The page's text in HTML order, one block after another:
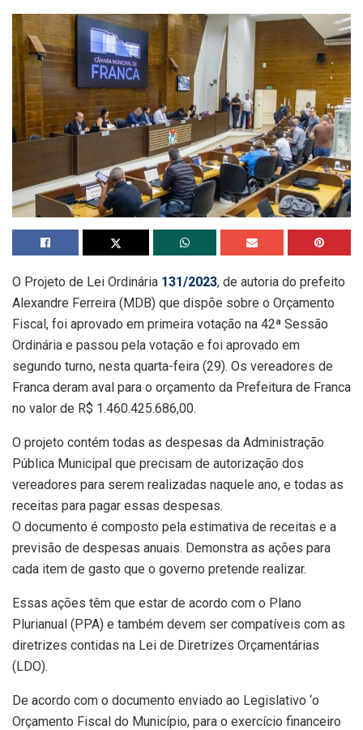
O Projeto de Lei Ordinária 131/2023, de autoria do prefeito
Alexandre Ferreira (MDB) que dispõe sobre o Orçamento
Fiscal, foi aprovado em primeira votação na 42ª Sessão
Ordinária e passou pela votação e foi aprovado em
segundo turno, nesta quarta-feira (29). Os vereadores de
Franca deram aval para o orçamento da Prefeitura de Franca
no valor de R$ 1.460.425.686,00.
O projeto contém todas as despesas da Administração
Pública Municipal que precisam de autorização dos
vereadores para serem realizadas naquele ano, e todas as
receitas para pagar essas despesas.
O documento é composto pela estimativa de receitas e a
previsão de despesas anuais. Demonstra as ações para
cada item de gasto que o governo pretende realizar.
Essas ações têm que estar de acordo com o Plano
Plurianual (PPA) e também devem ser compatíveis com as
diretrizes contidas na Lei de Diretrizes Orçamentárias
(LDO).
De acordo com o documento enviado ao Legislativo ‘o
Orçamento Fiscal do Município, para o exercício financeiro